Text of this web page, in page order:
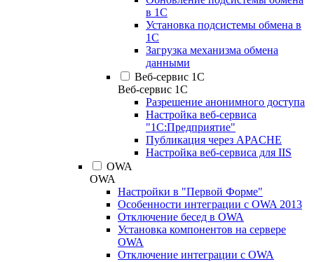
в 1С
Установка подсистемы обмена в
1С
Загрузка механизма обмена
данными
Веб-сервис 1С
Веб-сервис 1С
Разрешение анонимного доступа
Настройка веб-сервиса
"1С:Предприятие"
Публикация через APACHE
Настройка веб-сервиса для IIS
OWA
OWA
Настройки в "Первой Форме"
Особенности интеграции с OWA 2013
Отключение бесед в OWA
Установка компонентов на сервере
OWA
Отключение интеграции с OWA